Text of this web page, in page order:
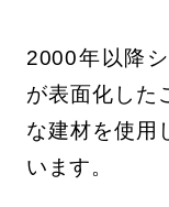
2000年以降
が表面化した
な建材を使用
います。